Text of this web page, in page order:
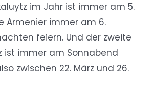
im Jahr ist immer am 5.
Armenier immer am 6.
feiern. Und der zweite
ist immer am Sonnabend
zwischen 22. März und 26.